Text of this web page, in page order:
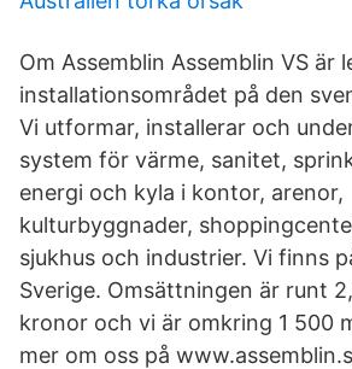
Om Assemblin Assemblin VS är
installationsområdet på den
Vi utformar, installerar och
system för värme, sanitet,
energi och kyla i kontor, arenor,
kulturbyggnader,
sjukhus och industrier. Vi finns
Sverige. Omsättningen är runt
kronor och vi är omkring 1 500
mer om oss på